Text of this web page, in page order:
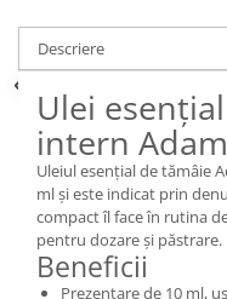
Descriere
Ulei
intern
Uleiul esențial de tămâie
ml și este indicat prin
compact îl face în rutina
pentru dozare și păstrare.
Beneficii
Prezentare de 10 ml,